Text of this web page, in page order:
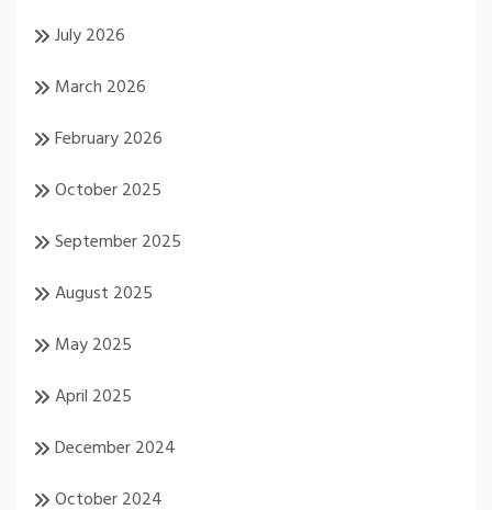
July 2026
March 2026
February 2026
October 2025
September 2025
August 2025
May 2025
April 2025
December 2024
October 2024